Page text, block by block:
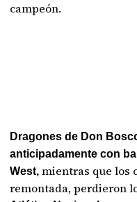
campeón.
Dragones de Don
anticipadamente con
West, mientras que los
remontada, perdieron